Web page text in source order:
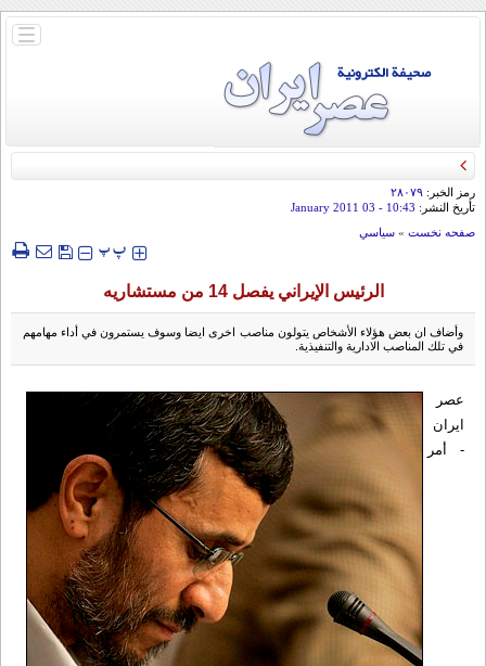
باز
الحمراء
رمز الخبر: ۲۸۰۷۹
تأريخ النشر: 10:43
- 03 January 2011
صفحه نخست » سياسي
‍‍‍ پپ
الرئيس الإيراني يفصل 14 من مستشاريه
وأضاف ان بعض هؤلاء الأشخاص يتولون مناصب اخرى ايضا وسوف يستمرون في أداء مهامهم
في تلك المناصب الادارية والتنفيذية.
عصر
ایران
- أمر